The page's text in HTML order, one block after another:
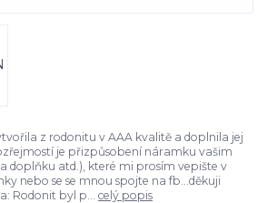
z rodonitu v AAA kvalitě a doplnila jej
je přizpůsobení náramku vašim
doplňku atd.), které mi prosím vepište v
nebo se se mnou spojte na fb...děkuji
Rodonit byl p... celý popis